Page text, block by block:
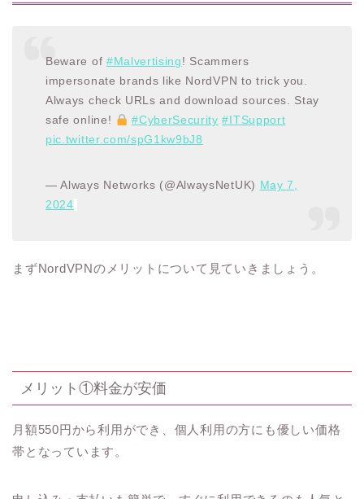
まずNordVPNのメリットについて見ていきましょう。
メリット①料金が安価
月額550円から利用ができ、個人利用の方にも優しい価格
帯となっています。
申し込み・支払いも簡単で、すぐに利用できるのも人気と